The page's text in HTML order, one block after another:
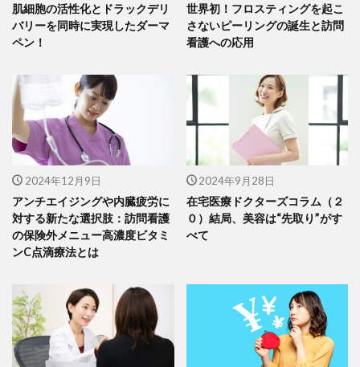
肌細胞の活性化とドラックデリ
バリーを同時に実現したダーマ
ペン！
世界初！フロスティングを起こ
さないピーリングの誕生と訪問
看護への応用
2024年12月9日
アンチエイジングや内臓疲労に
対する新たな選択肢：訪問看護
の保険外メニュー高濃度ビタミ
ンC点滴療法とは
2024年9月28日
在宅医療ドクターズコラム（２
０）結局、美容は“先取り”がす
べて